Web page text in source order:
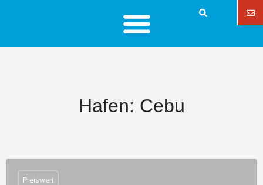
Hafen: Cebu
Preiswert